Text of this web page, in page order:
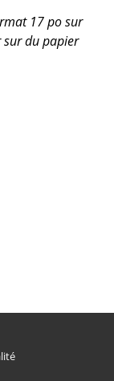
17 po sur
sur du papier